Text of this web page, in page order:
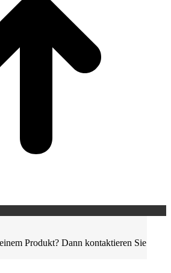
Produkt? Dann kontaktieren Sie